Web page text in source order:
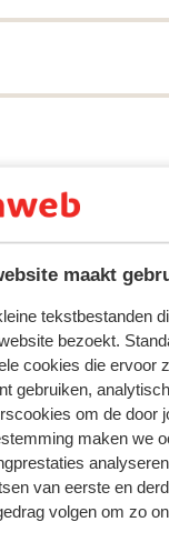
maakt
tekstbestanden
bezoekt.
cookies die ervoor
gebruiken,
om de door
maken we
van eerste en
volgen om zo
met ons product
10
PLUS
Het hotel
zeezicht
PLUS
Het hotel
zeezicht